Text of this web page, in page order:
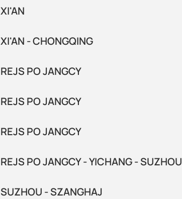
XI'AN
XI'AN - CHONGQING
REJS PO JANGCY
REJS PO JANGCY
REJS PO JANGCY
REJS PO JANGCY - YICHANG - SUZHOU
SUZHOU - SZANGHAJ